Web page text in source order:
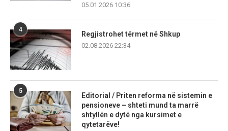
05.01.2026 10:36
4
Regjistrohet tërmet në Shkup
02.08.2026 22:34
5
Editorial / Priten reforma në sistemin e
pensioneve – shteti mund ta marrë
shtyllën e dytë nga kursimet e
qytetarëve!